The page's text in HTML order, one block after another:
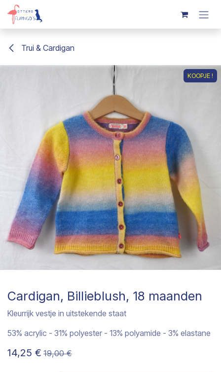
Overslaan naar inhoud
Trui & Cardigan
KOOPJE !
Cardigan, Billieblush, 18 maanden
Kleurrijk vestje in uitstekende staat
53% acrylic - 31% polyester - 13% polyamide - 3% elastane
14,25 € 19,00€